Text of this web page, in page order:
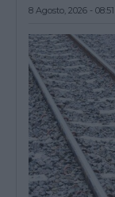
8 Agosto, 2026 - 08:51